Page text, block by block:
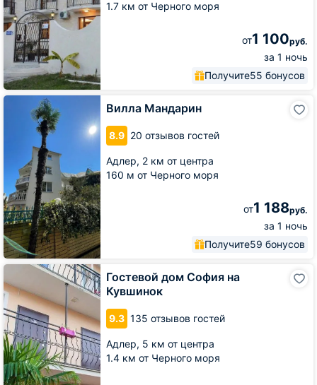
1.7 км от Черного моря
от1 100руб.
за 1 ночь
Получите55 бонусов
Вилла Мандарин
8.9 20 отзывов гостей
Адлер, 2 км от центра
160 м от Черного моря
от1 188руб.
за 1 ночь
Получите59 бонусов
Вилла
Мандарин
Гостевой дом София на
Кувшинок
9.3 135 отзывов гостей
Адлер, 5 км от центра
1.4 км от Черного моря
Гостевой
дом
София
на
Кувшинок